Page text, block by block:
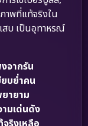
าพที่แท้จริงใน
บ เป็นอุทาหรณ์
จากรัน
ยบย่ำคน
ายาม
มเด่นดัง